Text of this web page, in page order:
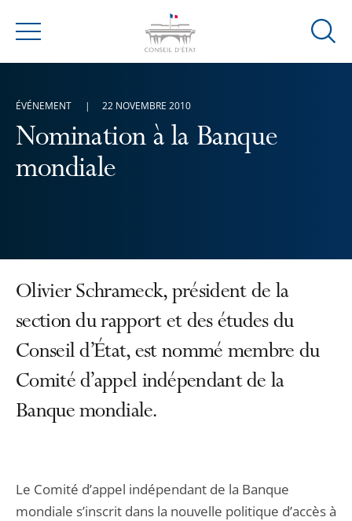
Menu
Ouvrir
Nomination à la Banque
mondiale
ÉVÉNEMENT 22 NOVEMBRE 2010
Olivier Schrameck, président de la
section du rapport et des études du
Conseil d’État, est nommé membre du
Comité d’appel indépendant de la
Banque mondiale.
Le Comité d’appel indépendant de la Banque
mondiale s’inscrit dans la nouvelle politique d’accès à